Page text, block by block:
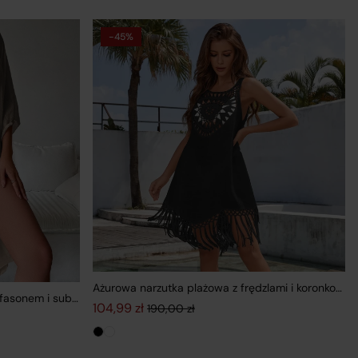
i subtelnym rozcięciem
-45%
Ażurowa narzutka plażowa z frędzlami i
190,00zł
Pierwotna cena wynosiła: 190,00 zł.
104,99 zł
Aktualna cena wynosi: 104,99 zł.